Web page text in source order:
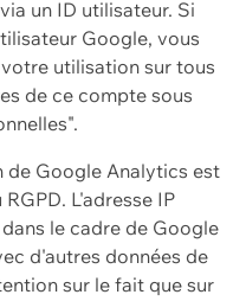
un ID utilisateur. Si
Google, vous
utilisation sur tous
de ce compte sous
de Google Analytics est
L'adresse IP
le cadre de Google
d'autres données de
sur le fait que sur